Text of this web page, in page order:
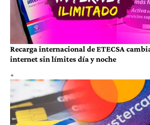
Recarga internacional de ETECSA
internet sin límites día y noche